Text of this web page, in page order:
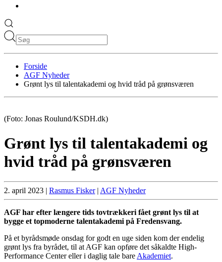
Forside
AGF Nyheder
Grønt lys til talentakademi og hvid tråd på grønsværen
(Foto: Jonas Roulund/KSDH.dk)
Grønt lys til talentakademi og
hvid tråd på grønsværen
2. april 2023 | Rasmus Fisker| AGF Nyheder
AGF har efter længere tids tovtrækkeri fået grønt lys til at
bygge et topmoderne talentakademi på Fredensvang.
På et byrådsmøde onsdag for godt en uge siden kom der endelig
grønt lys fra byrådet, til at AGF kan opføre det såkaldte High-
Performance Center eller i daglig tale bare Akademiet.